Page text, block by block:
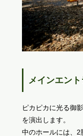
メインエン
ピカピカに光る御
を演出します。
中のホールには、2